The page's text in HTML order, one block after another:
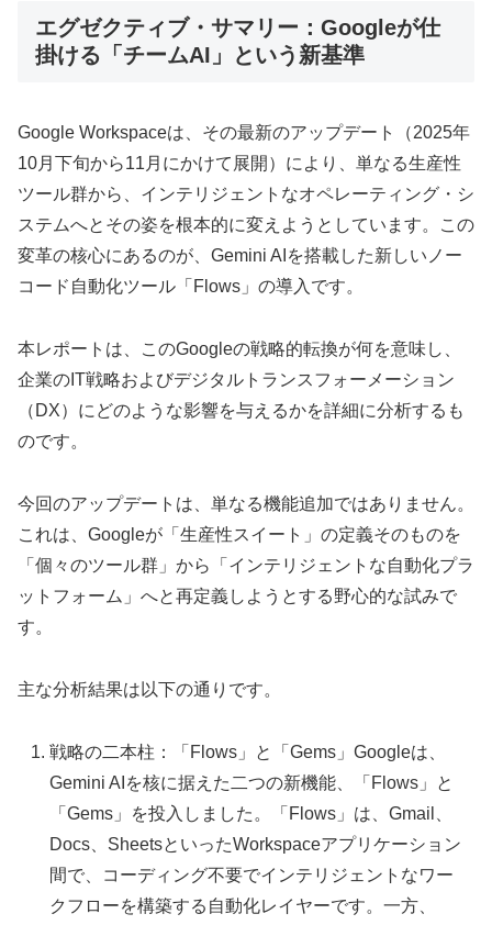
エグゼクティブ・サマリー：Googleが仕
掛ける「チームAI」という新基準
Google Workspaceは、その最新のアップデート（2025年
10月下旬から11月にかけて展開）により、単なる生産性
ツール群から、インテリジェントなオペレーティング・シ
ステムへとその姿を根本的に変えようとしています。この
変革の核心にあるのが、Gemini AIを搭載した新しいノー
コード自動化ツール「Flows」の導入です。
本レポートは、このGoogleの戦略的転換が何を意味し、
企業のIT戦略およびデジタルトランスフォーメーション
（DX）にどのような影響を与えるかを詳細に分析するも
のです。
今回のアップデートは、単なる機能追加ではありません。
これは、Googleが「生産性スイート」の定義そのものを
「個々のツール群」から「インテリジェントな自動化プラ
ットフォーム」へと再定義しようとする野心的な試みで
す。
主な分析結果は以下の通りです。
戦略の二本柱：「Flows」と「Gems」Googleは、
Gemini AIを核に据えた二つの新機能、「Flows」と
「Gems」を投入しました。「Flows」は、Gmail、
Docs、SheetsといったWorkspaceアプリケーション
間で、コーディング不要でインテリジェントなワー
クフローを構築する自動化レイヤーです。一方、